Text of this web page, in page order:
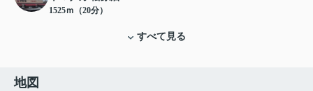
1525ｍ（20分）
すべて見る
地図